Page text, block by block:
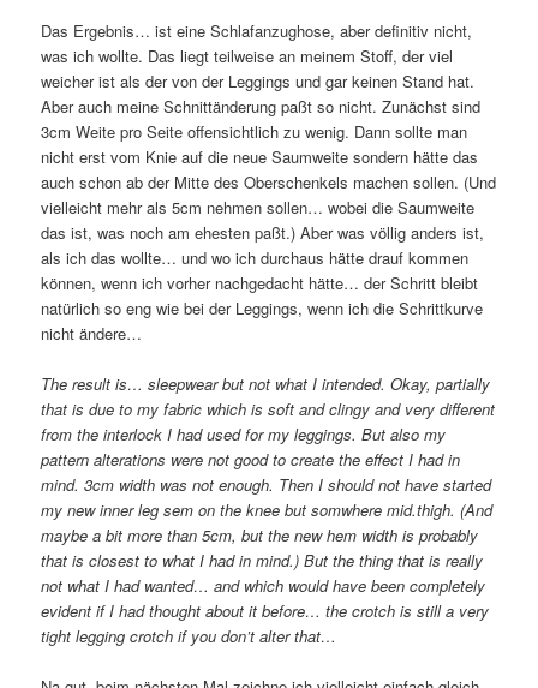
Das Ergebnis… ist eine Schlafanzughose, aber definitiv nicht,
was ich wollte. Das liegt teilweise an meinem Stoff, der viel
weicher ist als der von der Leggings und gar keinen Stand hat.
Aber auch meine Schnittänderung paßt so nicht. Zunächst sind
3cm Weite pro Seite offensichtlich zu wenig. Dann sollte man
nicht erst vom Knie auf die neue Saumweite sondern hätte das
auch schon ab der Mitte des Oberschenkels machen sollen. (Und
vielleicht mehr als 5cm nehmen sollen… wobei die Saumweite
das ist, was noch am ehesten paßt.) Aber was völlig anders ist,
als ich das wollte… und wo ich durchaus hätte drauf kommen
können, wenn ich vorher nachgedacht hätte… der Schritt bleibt
natürlich so eng wie bei der Leggings, wenn ich die Schrittkurve
nicht ändere…
The result is… sleepwear but not what I intended. Okay, partially
that is due to my fabric which is soft and clingy and very different
from the interlock I had used for my leggings. But also my
pattern alterations were not good to create the effect I had in
mind. 3cm width was not enough. Then I should not have started
my new inner leg sem on the knee but somwhere mid.thigh. (And
maybe a bit more than 5cm, but the new hem width is probably
that is closest to what I had in mind.) But the thing that is really
not what I had wanted… and which would have been completely
evident if I had thought about it before… the crotch is still a very
tight legging crotch if you don’t alter that…